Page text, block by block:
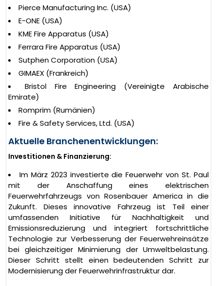
Pierce Manufacturing Inc. (USA)
E-ONE (USA)
KME Fire Apparatus (USA)
Ferrara Fire Apparatus (USA)
Sutphen Corporation (USA)
GIMAEX (Frankreich)
Bristol Fire Engineering (Vereinigte Arabische
Emirate)
Romprim (Rumänien)
Fire & Safety Services, Ltd. (USA)
Aktuelle Branchenentwicklungen:
Investitionen & Finanzierung:
Im März 2023 investierte die Feuerwehr von St. Paul
mit der Anschaffung eines elektrischen
Feuerwehrfahrzeugs von Rosenbauer America in die
Zukunft. Dieses innovative Fahrzeug ist Teil einer
umfassenden Initiative für Nachhaltigkeit und
Emissionsreduzierung und integriert fortschrittliche
Technologie zur Verbesserung der Feuerwehreinsätze
bei gleichzeitiger Minimierung der Umweltbelastung.
Dieser Schritt stellt einen bedeutenden Schritt zur
Modernisierung der Feuerwehrinfrastruktur dar.